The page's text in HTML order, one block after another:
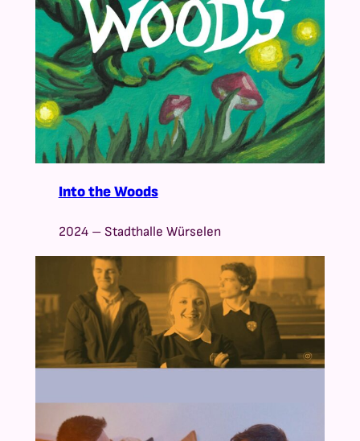
Into the Woods
2024 – Stadthalle Würselen